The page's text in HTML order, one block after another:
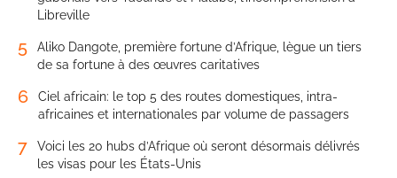
Libreville
5
Aliko Dangote, première fortune d’Afrique, lègue un tiers
de sa fortune à des œuvres caritatives
6
Ciel africain: le top 5 des routes domestiques, intra-
africaines et internationales par volume de passagers
7
Voici les 20 hubs d’Afrique où seront désormais délivrés
les visas pour les États-Unis